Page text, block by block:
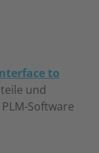
to
und
Software